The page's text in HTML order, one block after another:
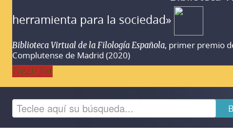
herramienta para la sociedad»
Biblioteca Virtual de la Filología Española, primer premio
Complutense de Madrid (2020)
Toggle Bar